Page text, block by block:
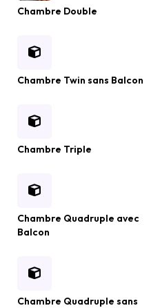
Chambre Double
Chambre Twin sans Balcon
Chambre Triple
Chambre Quadruple avec
Balcon
Chambre Quadruple sans